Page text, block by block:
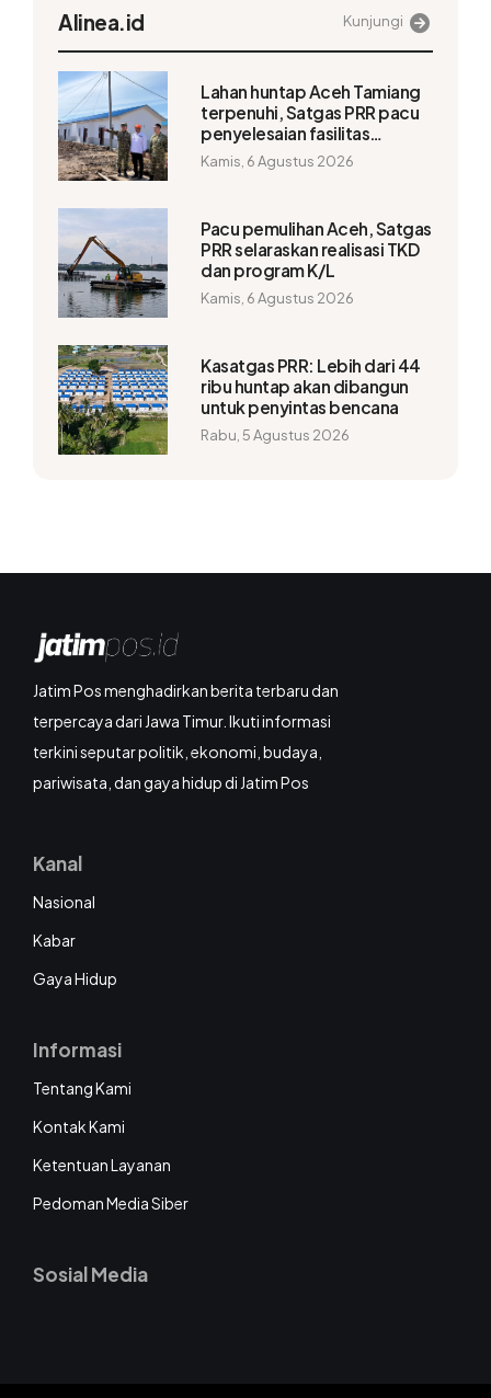
Alinea.id Kunjungi
Lahan huntap Aceh Tamiang
terpenuhi, Satgas PRR pacu
penyelesaian fasilitas
pendukung
Kamis, 6 Agustus 2026
Pacu pemulihan Aceh, Satgas
PRR selaraskan realisasi TKD
dan program K/L
Kamis, 6 Agustus 2026
Kasatgas PRR: Lebih dari 44
ribu huntap akan dibangun
untuk penyintas bencana
Rabu, 5 Agustus 2026
Jatim Pos menghadirkan berita terbaru dan
terpercaya dari Jawa Timur. Ikuti informasi
terkini seputar politik, ekonomi, budaya,
pariwisata, dan gaya hidup di Jatim Pos
Kanal
Nasional
Kabar
Gaya Hidup
Informasi
Tentang Kami
Kontak Kami
Ketentuan Layanan
Pedoman Media Siber
Sosial Media